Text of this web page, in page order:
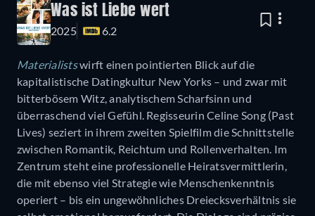
Was ist Liebe wert
2025 6.2
Materialistswirft einen pointierten Blick auf die
kapitalistische Datingkultur New Yorks – und zwar mit
bitterbösem Witz, analytischem Scharfsinn und
überraschend viel Gefühl. Regisseurin Celine Song (Past
Lives) seziert in ihrem zweiten Spielfilm die Schnittstelle
zwischen Romantik, Reichtum und Rollenverhalten. Im
Zentrum steht eine professionelle Heiratsvermittlerin,
die mit ebenso viel Strategie wie Menschenkenntnis
operiert – bis ein ungewöhnliches Dreiecksverhältnis sie